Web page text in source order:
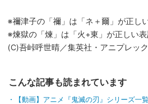
※禰津子の「禰」は「ネ＋爾」が正し
※煉獄の「煉」は「火+東」が正しい
(C)吾峠呼世晴／集英社・アニプレッ
こんな記事も読まれています
【動画】アニメ『鬼滅の刃』シリーズ一